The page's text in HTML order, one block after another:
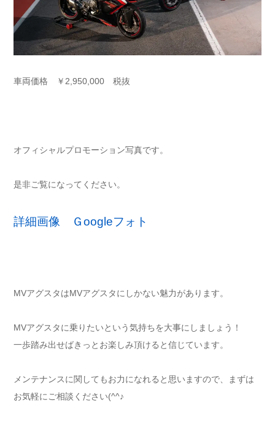
車両価格 ￥2,950,000 税抜
オフィシャルプロモーション写真です。
是非ご覧になってください。
詳細画像 Ｇoogleフォト
MVアグスタはMVアグスタにしかない魅力があります。
MVアグスタに乗りたいという気持ちを大事にしましょう！
一歩踏み出せばきっとお楽しみ頂けると信じています。
メンテナンスに関してもお力になれると思いますので、まずは
お気軽にご相談ください(^^♪